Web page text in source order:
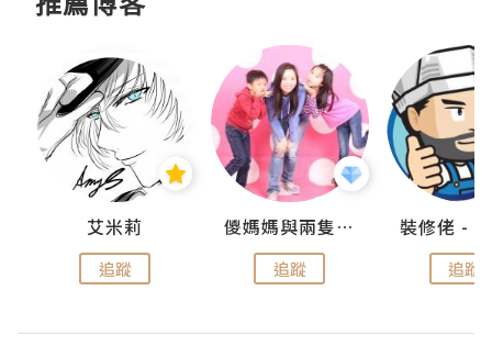
艾米莉
追蹤
儍媽媽與兩隻小魔怪之家
追蹤 追蹤